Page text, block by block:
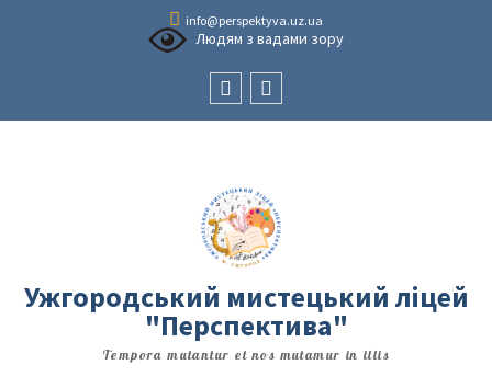
info@perspektyva.uz.ua
Людям з вадами зору
Ужгородський мистецький ліцей
"Перспектива"
Tempora mutantur et nos mutamur in illis